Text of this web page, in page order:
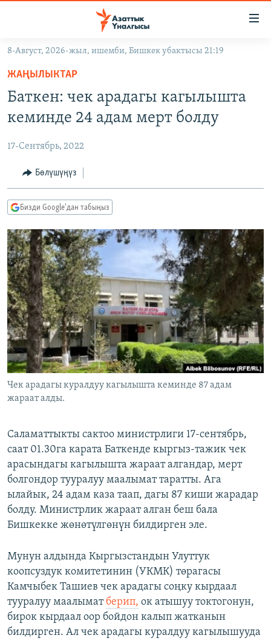
Навигацияга
өтүңүз
Издөөгө
салыңыз
ЭКОНОМИКА
МАДАНИЯТ
БОРБОР АЗИЯ
АТАЙЫН ИЛИКТӨӨ
ТВ ПРОГРАММАЛАР
ЭКСПЕРТТЕР ТАЛДАЙТ
БИЗ ЖАНА ДҮЙНӨ
ДАНИСТЕ
ЭЖЕ-СИҢДИЛЕР
АЗАТТЫК+
ЫҢГАЙСЫЗ СУРООЛОР
ӨЗГӨЧӨ ПИКИР
Русский
ОНЛАЙН ШЕРИНЕ
ЭЕ/АРнун бардык сайттары
8-Август, 2026-жыл, ишемби, Бишкек убактысы 21:19
ЖАҢЫЛЫКТАР
Баткен: чек арадагы кагылышта
кеминде 24 адам мерт болду
17-Сентябрь, 2022
Бөлүшүңүз
Бизди Google'дан табыңыз
Чек арадагы куралдуу кагылышта кеминде 87 адам
жараат алды.
Саламаттыкты сактоо министрлиги 17-сентябрь,
саат 01.30га карата Баткенде кыргыз-тажик чек
арасындагы кагылышта жараат алгандар, мерт
болгондор тууралуу маалымат таратты. Ага
ылайык, 24 адам каза таап, дагы 87 киши жарадар
болду. Министрлик жараат алган беш бала
Бишкекке жөнөтүлгөнүн билдирген эле.
Мунун алдында Кыргызстандын Улуттук
коопсуздук комитетинин (УКМК) төрагасы
Камчыбек Ташиев чек арадагы соңку кырдаал
тууралуу маалымат берип, ок атышуу токтогонун,
бирок кырдаал оор бойдон калып жатканын
билдирген. Ал чек арадагы куралдуу кагылышууда